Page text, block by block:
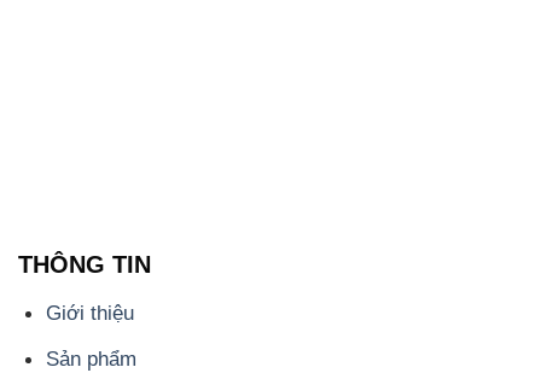
THÔNG TIN
Giới thiệu
Sản phẩm